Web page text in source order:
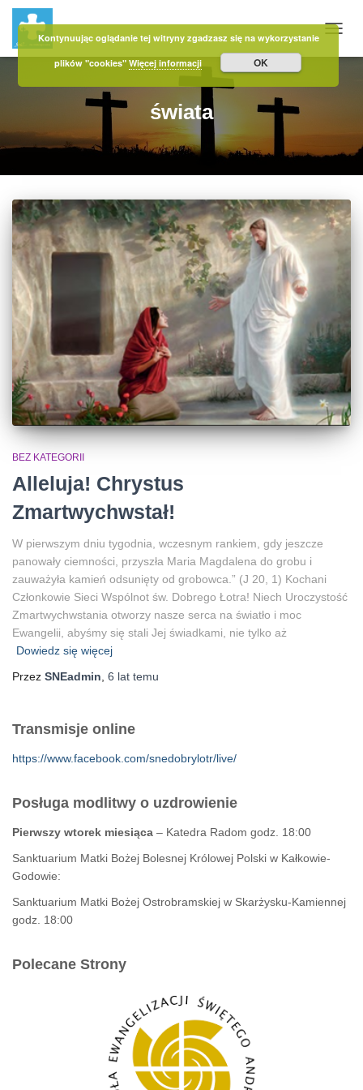
świata
BEZ KATEGORII
Alleluja! Chrystus
Zmartwychwstał!
W pierwszym dniu tygodnia, wczesnym rankiem, gdy jeszcze
panowały ciemności, przyszła Maria Magdalena do grobu i
zauważyła kamień odsunięty od grobowca.” (J 20, 1) Kochani
Członkowie Sieci Wspólnot św. Dobrego Łotra! Niech Uroczystość
Zmartwychwstania otworzy nasze serca na światło i moc
Ewangelii, abyśmy się stali Jej świadkami, nie tylko aż
Dowiedz się więcej
Przez SNEadmin 6 lat temu
Transmisje online
https://www.facebook.com/snedobrylotr/live/
Posługa modlitwy o uzdrowienie
Pierwszy wtorek miesiąca – Katedra Radom godz. 18:00
Sanktuarium Matki Bożej Bolesnej Królowej Polski w Kałkowie-
Godowie:
Sanktuarium Matki Bożej Ostrobramskiej w Skarżysku-Kamiennej
godz. 18:00
Polecane Strony
Kontynuując oglądanie tej witryny zgadzasz się na wykorzystanie
plików "cookies"Więcej informacji OK